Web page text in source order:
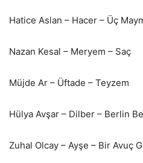
Hatice Aslan – Hacer – Üç
Nazan Kesal – Meryem – Saç
Müjde Ar – Üftade – Teyzem
Hülya Avşar – Dilber – Berlin
Zuhal Olcay – Ayşe – Bir Avuç